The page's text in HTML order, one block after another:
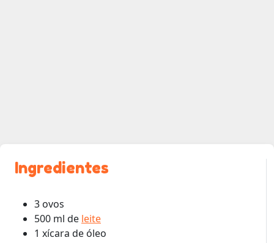
Ingredientes
3 ovos
500 ml de leite
1 xícara de óleo